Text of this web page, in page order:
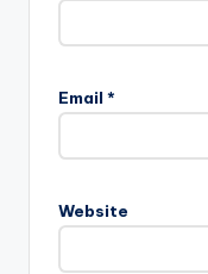
Email *
Website